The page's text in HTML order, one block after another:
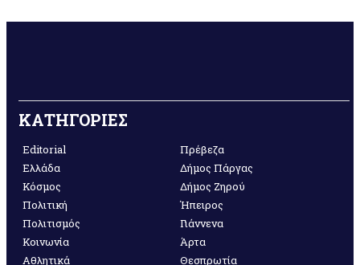
ΚΑΤΗΓΟΡΙΕΣ
Editorial
Ελλάδα
Κόσμος
Πολιτική
Πολιτισμός
Κοινωνία
Αθλητικά
Πρέβεζα
Δήμος Πάργας
Δήμος Ζηρού
Ήπειρος
Γιάννενα
Άρτα
Θεσπρωτία